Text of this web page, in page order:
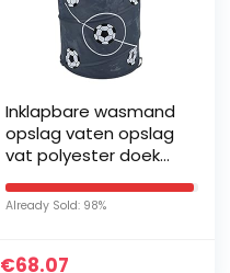
Inklapbare wasmand
opslag vaten opslag
vat polyester doek
Already Sold: 98%
€68.07